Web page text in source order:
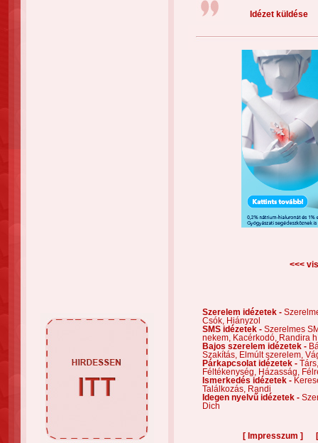
Idézet küldése
<<<
Szerelem idézetek -
Csók,
Hiányzol
SMS idézetek - Szerelmes
nekem,
Kacérkodó,
Randira
Bajos szerelem idézetek -
Szakítás,
Elmúlt szerelem,
Párkapcsolat idézetek -
Féltékenység,
Házasság,
Ismerkedés idézetek -
Találkozás,
Randi
Idegen nyelvű idézetek -
Dich
[ Impresszum ]